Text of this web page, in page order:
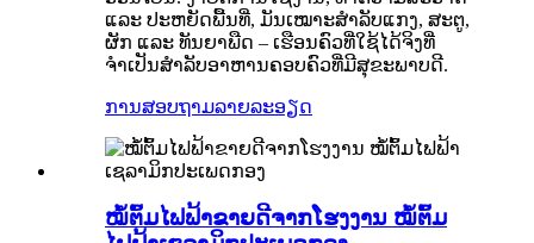
ແລະ ປະຫຍັດພື້ນທີ່, ມັນເໝາະສຳລັບແກງ, ສະຕູ,
ຜັກ ແລະ ທັນຍາພືດ – ເຮືອນຄົວທີ່ໃຊ້ໄດ້ຈິງທີ່
ຈຳເປັນສຳລັບອາຫານຄອບຄົວທີ່ມີສຸຂະພາບດີ.
ການສອບຖາມລາຍລະອຽດ
ໝໍ້ຕົ້ມໄຟຟ້າຂາຍດີຈາກໂຮງງານ ໝໍ້ຕົ້ມ